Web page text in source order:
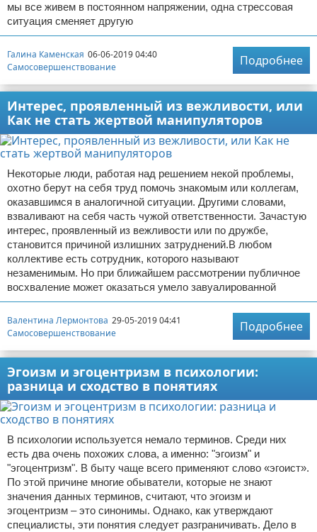
мы все живем в постоянном напряжении, одна стрессовая
ситуация сменяет другую
Галина Каменская 06-06-2019 04:40
Самосовершенствование
Подробнее
Интерес, проявленный из вежливости, или
Как не стать жертвой манипуляторов
Некоторые люди, работая над решением некой проблемы,
охотно берут на себя труд помочь знакомым или коллегам,
оказавшимся в аналогичной ситуации. Другими словами,
взваливают на себя часть чужой ответственности. Зачастую
интерес, проявленный из вежливости или по дружбе,
становится причиной излишних затруднений.В любом
коллективе есть сотрудник, которого называют
незаменимым. Но при ближайшем рассмотрении публичное
восхваление может оказаться умело завуалированной
Валентина Лермонтова 29-05-2019 04:41
Самосовершенствование
Подробнее
Эгоизм и эгоцентризм в психологии:
разница и сходство в понятиях
В психологии используется немало терминов. Среди них
есть два очень похожих слова, а именно: "эгоизм" и
"эгоцентризм". В быту чаще всего применяют слово «эгоист».
По этой причине многие обыватели, которые не знают
значения данных терминов, считают, что эгоизм и
эгоцентризм – это синонимы. Однако, как утверждают
специалисты, эти понятия следует разграничивать. Дело в